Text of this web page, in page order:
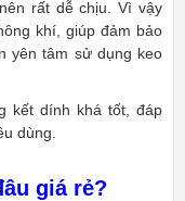
rất dễ chịu. Vì vậy
khí, giúp đảm bảo
yên tâm sử dụng keo
kết dính khá tốt, đáp
dùng.
giá rẻ?